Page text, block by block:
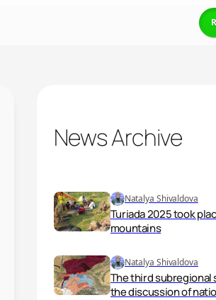
News Archive
Natalya Shivaldova
Turiada 2025 took
mountains
Natalya Shivaldova
The third subregional
the discussion of